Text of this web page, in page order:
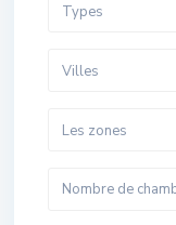
Types
Villes
Les zones